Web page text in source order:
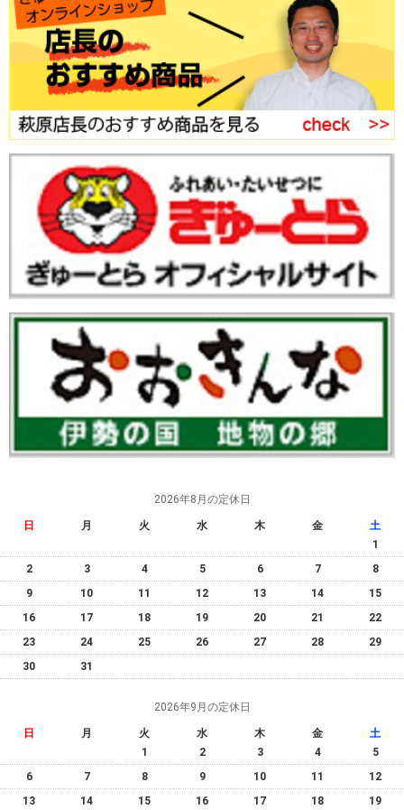
2026年8月の定休日
日 月 火 水 木 金
土
1
2
3 4 5 6 7
8
9
10 11 12 13 14
15
16
17 18 19 20 21
22
23
24 25 26 27 28
29
30
31
2026年9月の定休日
日 月 火 水 木 金
土
1
2 3 4
5
6
7 8 9 10 11
12
13
14 15 16 17 18 19